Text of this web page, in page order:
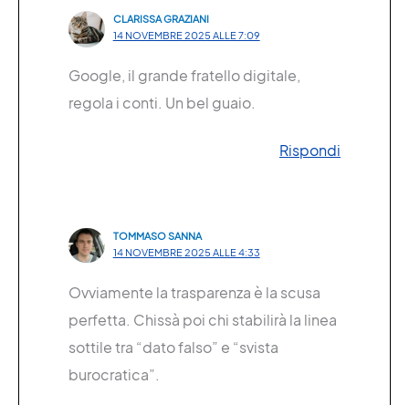
CLARISSA GRAZIANI
14 NOVEMBRE 2025 ALLE 7:09
Google, il grande fratello digitale,
regola i conti. Un bel guaio.
Rispondi
TOMMASO SANNA
14 NOVEMBRE 2025 ALLE 4:33
Ovviamente la trasparenza è la scusa
perfetta. Chissà poi chi stabilirà la linea
sottile tra “dato falso” e “svista
burocratica”.